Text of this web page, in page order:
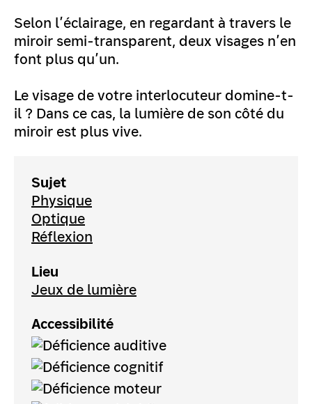
Selon l’éclairage, en regardant à travers le
miroir semi-transparent, deux visages n’en
font plus qu’un.
Le visage de votre interlocuteur domine-t-
il ? Dans ce cas, la lumière de son côté du
miroir est plus vive.
Sujet
Physique
Optique
Réflexion
Lieu
Jeux de lumière
Accessibilité